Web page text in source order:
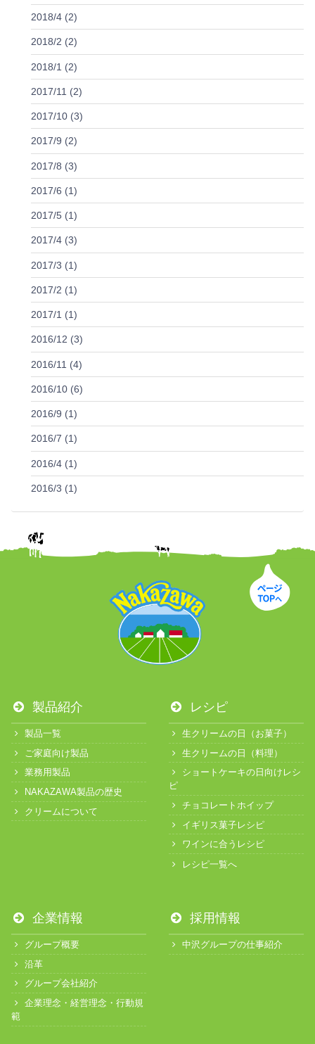
2018/4 (2)
2018/2 (2)
2018/1 (2)
2017/11 (2)
2017/10 (3)
2017/9 (2)
2017/8 (3)
2017/6 (1)
2017/5 (1)
2017/4 (3)
2017/3 (1)
2017/2 (1)
2017/1 (1)
2016/12 (3)
2016/11 (4)
2016/10 (6)
2016/9 (1)
2016/7 (1)
2016/4 (1)
2016/3 (1)
製品紹介
製品一覧
ご家庭向け製品
業務用製品
NAKAZAWA製品の歴史
クリームについて
レシピ
生クリームの日（お菓子）
生クリームの日（料理）
ショートケーキの日向けレシ
ピ
チョコレートホイップ
イギリス菓子レシピ
ワインに合うレシピ
レシピ一覧へ
企業情報
グループ概要
沿革
グループ会社紹介
企業理念・経営理念・行動規
範
採用情報
中沢グループの仕事紹介